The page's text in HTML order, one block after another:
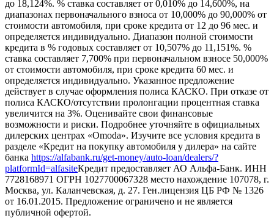
до 18,124%. % ставка составляет от 0,010% до 14,600%, на
диапазонах первоначального взноса от 10,000% до 90,000% от
стоимости автомобиля, при сроке кредита от 12 до 96 мес. и
определяется индивидуально. Диапазон полной стоимости
кредита в % годовых составляет от 10,507% до 11,151%. %
ставка составляет 7,700% при первоначальном взносе 50,000%
от стоимости автомобиля, при сроке кредита 60 мес. и
определяется индивидуально. Указанное предложение
действует в случае оформления полиса КАСКО. При отказе от
полиса КАСКО/отсутствии пролонгации процентная ставка
увеличится на 3%. Оценивайте свои финансовые
возможности и риски. Подробнее уточняйте в официальных
дилерских центрах «Omoda». Изучите все условия кредита в
разделе «Кредит на покупку автомобиля у дилера» на сайте
банка https://alfabank.ru/get-money/auto-loan/dealers/?
platformId=alfasiteКредит предоставляет АО Альфа-Банк. ИНН
7728168971 ОГРН 1027700067328 место нахождение 107078, г.
Москва, ул. Каланчевская, д. 27. Ген.лицензия ЦБ РФ № 1326
от 16.01.2015. Предложение ограничено и не является
публичной офертой.